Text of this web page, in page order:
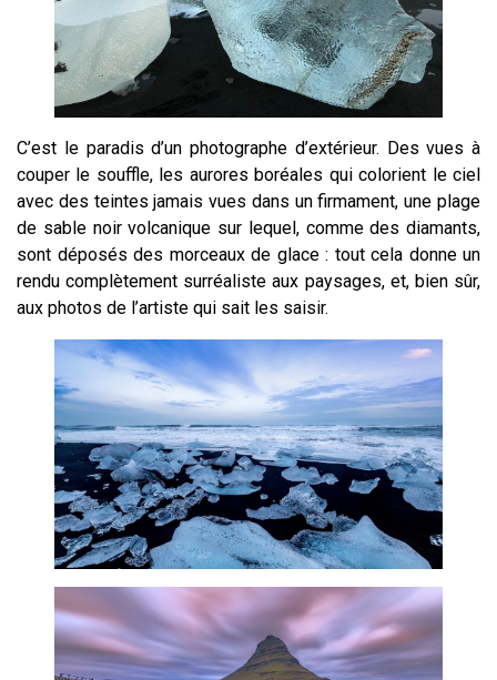
C’est le paradis d’un photographe d’extérieur. Des vues à
couper le souffle, les aurores boréales qui colorient le ciel
avec des teintes jamais vues dans un firmament, une plage
de sable noir volcanique sur lequel, comme des diamants,
sont déposés des morceaux de glace : tout cela donne un
rendu complètement surréaliste aux paysages, et, bien sûr,
aux photos de l’artiste qui sait les saisir.